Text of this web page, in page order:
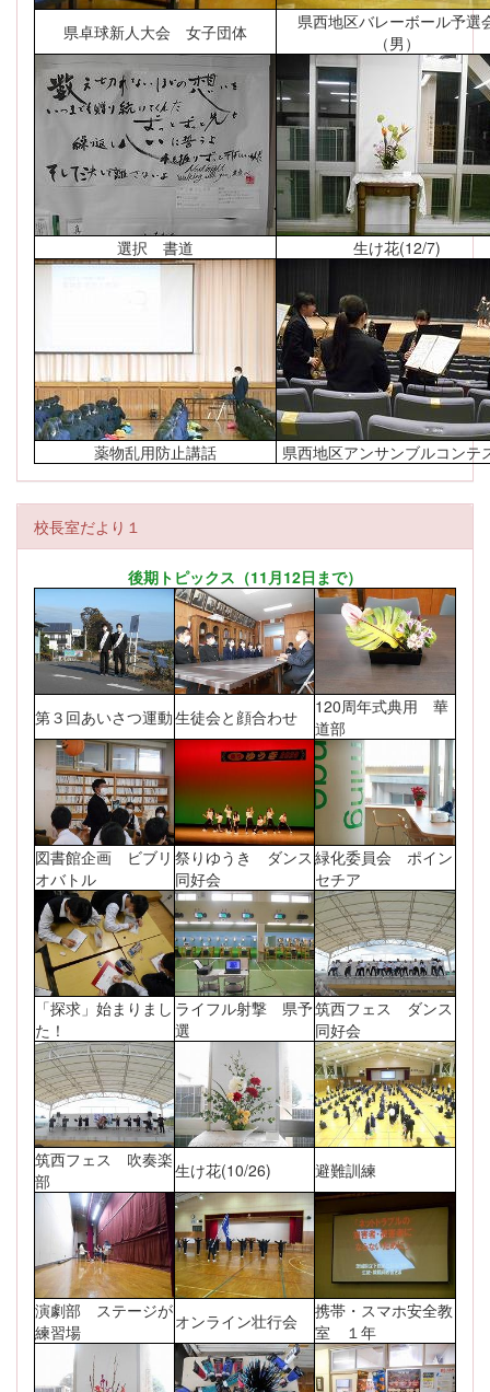
県卓球新人大会 女子団体
県西地区バレーボール予選
（男）
選択 書道 生け花(12/7)
薬物乱用防止講話 県西地区アンサンブルコンテ
校長室だより１
後期トピックス（11月12日まで）
第３回あいさつ運動生徒会と顔合わせ
120周年式典用 華
道部
図書館企画 ビブリ
オバトル
祭りゆうき ダンス
同好会
緑化委員会 ポイン
セチア
「探求」始まりまし
た！
ライフル射撃 県予
選
筑西フェス ダンス
同好会
筑西フェス 吹奏楽
部
生け花(10/26) 避難訓練
演劇部 ステージが
練習場
オンライン壮行会
携帯・スマホ安全教
室 １年